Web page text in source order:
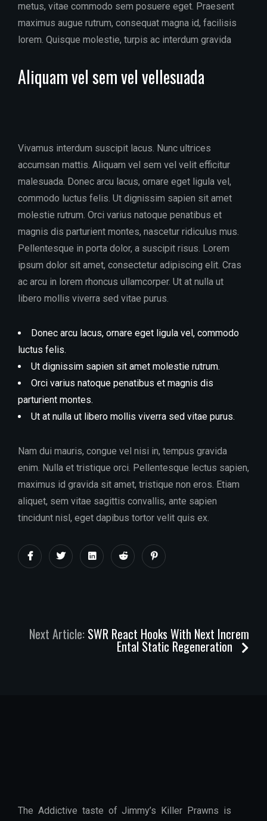
metus, vitae commodo sem posuere eget. Praesent
maximus augue rutrum, consequat magna id, facilisis
lorem. Quisque molestie, turpis ac interdum gravida
Aliquam vel sem vel vellesuada
Vivamus interdum suscipit lacus. Nunc ultrices
accumsan mattis. Aliquam vel sem vel velit efficitur
malesuada. Donec arcu lacus, ornare eget ligula vel,
commodo luctus felis. Ut dignissim sapien sit amet
molestie rutrum. Orci varius natoque penatibus et
magnis dis parturient montes, nascetur ridiculus mus.
Pellentesque in porta dolor, a suscipit risus. Lorem
ipsum dolor sit amet, consectetur adipiscing elit. Cras
ac arcu in lorem rhoncus ullamcorper. Ut at nulla ut
libero mollis viverra sed vitae purus.
Donec arcu lacus, ornare eget ligula vel, commodo
luctus felis.
Ut dignissim sapien sit amet molestie rutrum.
Orci varius natoque penatibus et magnis dis
parturient montes.
Ut at nulla ut libero mollis viverra sed vitae purus.
Nam dui mauris, congue vel nisi in, tempus gravida
enim. Nulla et tristique orci. Pellentesque lectus sapien,
maximus id gravida sit amet, tristique non eros. Etiam
aliquet, sem vitae sagittis convallis, ante sapien
tincidunt nisl, eget dapibus tortor velit quis ex.
Next Article: SWR React Hooks With Next Increm
Ental Static Regeneration
The Addictive taste of Jimmy’s Killer Prawns is